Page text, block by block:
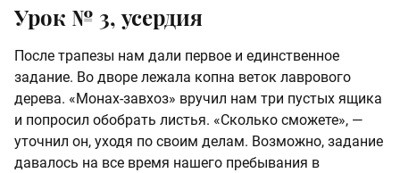
Урок № 3, усердия
После трапезы нам дали первое и единственное
задание. Во дворе лежала копна веток лаврового
дерева. «Монах-завхоз» вручил нам три пустых ящика
и попросил обобрать листья. «Сколько сможете», —
уточнил он, уходя по своим делам. Возможно, задание
давалось на все время нашего пребывания в